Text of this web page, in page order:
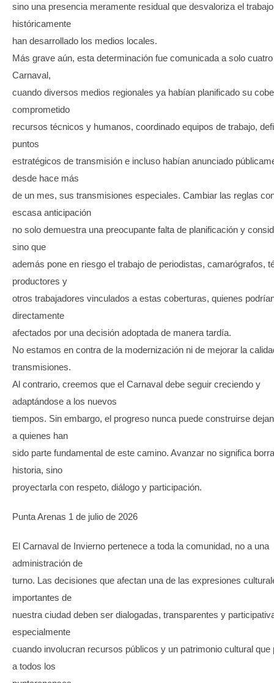
sino una presencia meramente residual que desvaloriza el
históricamente
han desarrollado los medios locales.
Más grave aún, esta determinación fue comunicada a solo
Carnaval,
cuando diversos medios regionales ya habían planificado su
comprometido
recursos técnicos y humanos, coordinado equipos de trabajo,
puntos
estratégicos de transmisión e incluso habían anunciado
desde hace más
de un mes, sus transmisiones especiales. Cambiar las reglas
escasa anticipación
no solo demuestra una preocupante falta de planificación y
sino que
además pone en riesgo el trabajo de periodistas, camarógrafos,
productores y
otros trabajadores vinculados a estas coberturas, quienes
directamente
afectados por una decisión adoptada de manera tardía.
No estamos en contra de la modernización ni de mejorar la
transmisiones.
Al contrario, creemos que el Carnaval debe seguir creciendo y
adaptándose a los nuevos
tiempos. Sin embargo, el progreso nunca puede construirse
a quienes han
sido parte fundamental de este camino. Avanzar no significa
historia, sino
proyectarla con respeto, diálogo y participación.
Punta Arenas 1 de julio de 2026
El Carnaval de Invierno pertenece a toda la comunidad, no a una
administración de
turno. Las decisiones que afectan una de las expresiones
importantes de
nuestra ciudad deben ser dialogadas, transparentes y
especialmente
cuando involucran recursos públicos y un patrimonio cultural que
a todos los